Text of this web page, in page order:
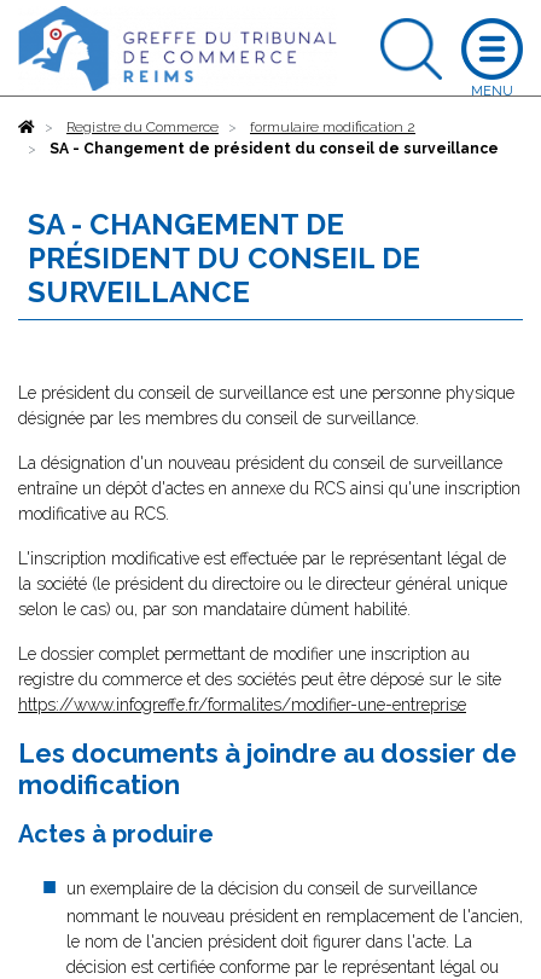
AccueilRegistre du Commerce
formulaire modification 2
SA - Changement de président du conseil de surveillance
SA - CHANGEMENT DE
PRÉSIDENT DU CONSEIL DE
SURVEILLANCE
Le président du conseil de surveillance est une personne physique
désignée par les membres du conseil de surveillance.
La désignation d'un nouveau président du conseil de surveillance
entraîne un dépôt d'actes en annexe du RCS ainsi qu'une inscription
modificative au RCS.
L'inscription modificative est effectuée par le représentant légal de
la société (le président du directoire ou le directeur général unique
selon le cas) ou, par son mandataire dûment habilité.
Le dossier complet permettant de modifier une inscription au
registre du commerce et des sociétés peut être déposé sur le site
https://www.infogreffe.fr/formalites/modifier-une-entreprise
Les documents à joindre au dossier de
modification
Actes à produire
un exemplaire de la décision du conseil de surveillance
nommant le nouveau président en remplacement de l'ancien,
le nom de l'ancien président doit figurer dans l'acte. La
décision est certifiée conforme par le représentant légal ou